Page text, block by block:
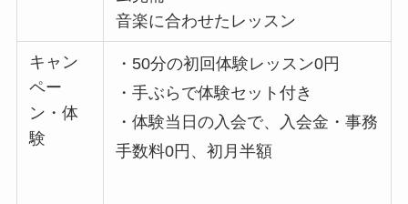
音楽に合わせたレッスン
キャン
ペー
ン・体
験
・50分の初回体験レッスン0円
・手ぶらで体験セット付き
・体験当日の入会で、入会金・事務
手数料0円、初月半額